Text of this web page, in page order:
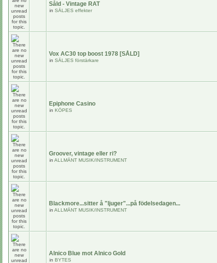
Såld - Vintage RAT
in SÄLJES effekter
Vox AC30 top boost 1978 [SÅLD]
in SÄLJES förstärkare
Epiphone Casino
in KÖPES
Groover, vintage eller ri?
in ALLMÄNT MUSIK/INSTRUMENT
Blackmore...sitter å "ljuger"...på födelsedagen...
in ALLMÄNT MUSIK/INSTRUMENT
Alnico Blue mot Alnico Gold
in BYTES